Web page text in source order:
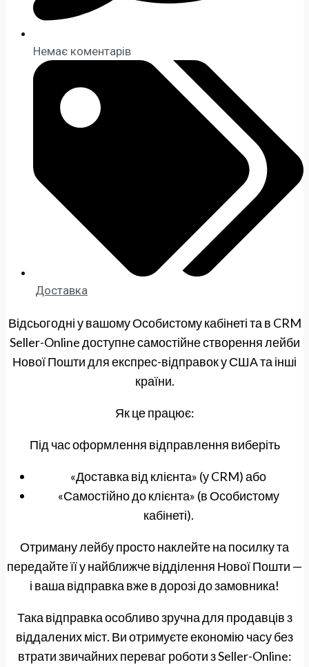
Немає коментарів
Доставка
Відсьогодні у вашому Особистому кабінеті та в CRM
Seller-Online доступне самостійне створення лейби
Нової Пошти для експрес-відправок у США та інші
країни.
Як це працює:
Під час оформлення відправлення виберіть
«Доставка від клієнта» (у CRM) або
«Самостійно до клієнта» (в Особистому
кабінеті).
Отриману лейбу просто наклейте на посилку та
передайте її у найближче відділення Нової Пошти —
і ваша відправка вже в дорозі до замовника!
Така відправка особливо зручна для продавців з
віддалених міст. Ви отримуєте економію часу без
втрати звичайних переваг роботи з Seller-Online: